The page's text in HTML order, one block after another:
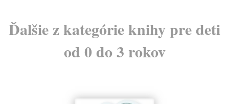
Ďalšie z kategórie knihy pre deti
od 0 do 3 rokov